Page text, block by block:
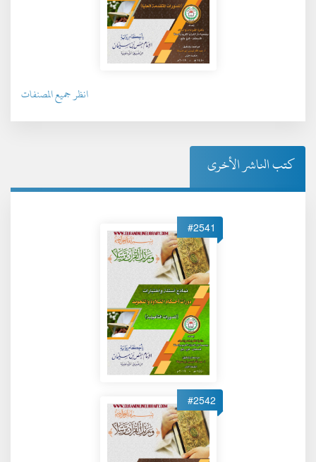
انظر جميع المصنفات
كتب الناشر الأخرى
#2541
#2542